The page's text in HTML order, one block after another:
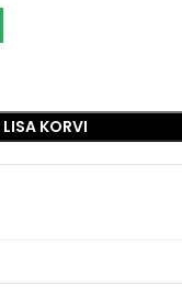
LISA KORVI